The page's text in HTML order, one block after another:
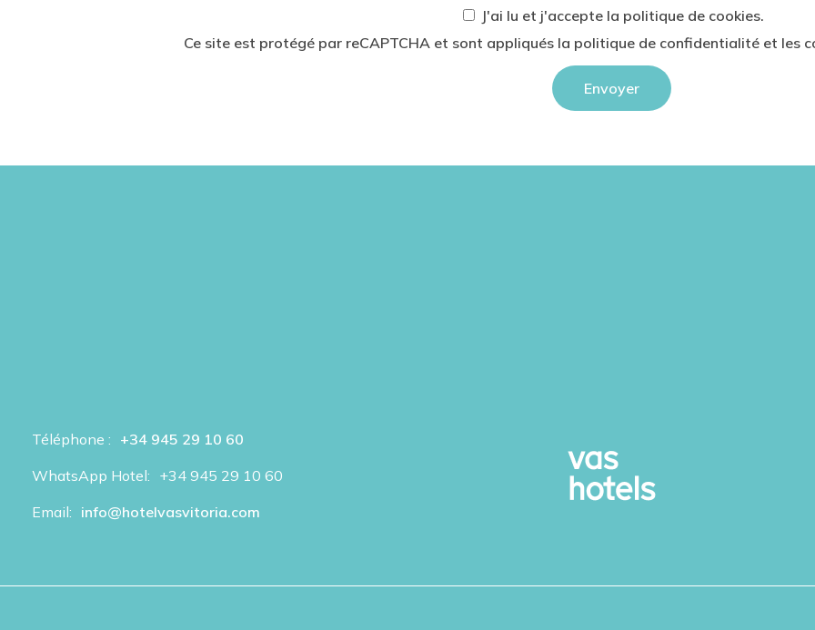
J'ai lu et j'accepte la politique de cookies.
Ce site est protégé par reCAPTCHA et sont appliqués la politique de confidentialitéet les
Envoyer
Téléphone : +34 945 29 10 60
WhatsApp Hotel: +34 945 29 10 60
Email: info@hotelvasvitoria.com